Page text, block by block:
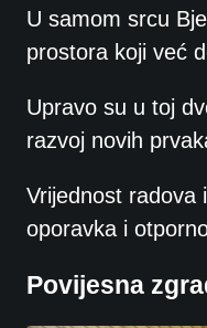
U samom srcu
prostora koji već
Upravo su u toj
razvoj novih
Vrijednost radova
oporavka i
Povijesna